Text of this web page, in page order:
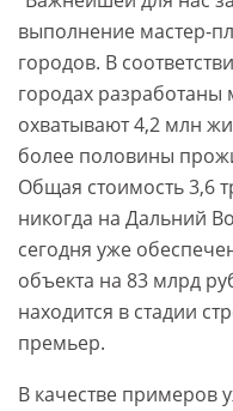
выполнение мастер-
городов. В
городах разработаны
охватывают 4,2 млн
более половины
Общая стоимость 3,6
никогда на Дальний
сегодня уже
объекта на 83 млрд
находится в стадии
премьер.
В качестве примеров